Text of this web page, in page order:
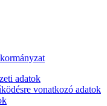
adatok
vonatkozó adatok